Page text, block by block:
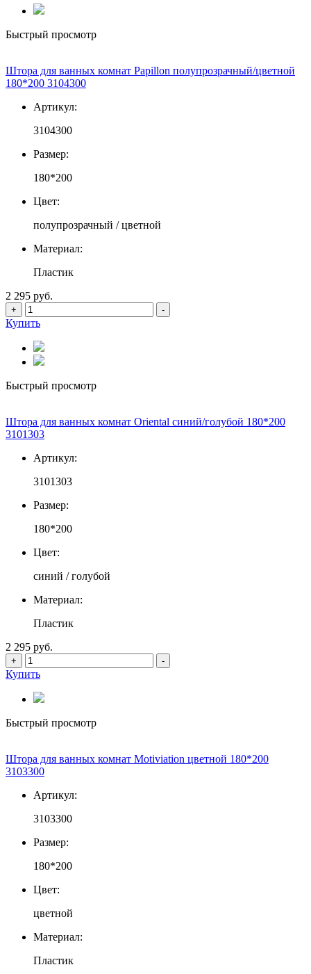
Быстрый просмотр
Штора для ванных комнат Papillon полупрозрачный/цветной
180*200 3104300
Артикул:
3104300
Размер:
180*200
Цвет:
полупрозрачный / цветной
Материал:
Пластик
2 295 руб.
+ -
Купить
Быстрый просмотр
Штора для ванных комнат Oriental синий/голубой 180*200
3101303
Артикул:
3101303
Размер:
180*200
Цвет:
синий / голубой
Материал:
Пластик
2 295 руб.
+ -
Купить
Быстрый просмотр
Штора для ванных комнат Motiviation цветной 180*200
3103300
Артикул:
3103300
Размер:
180*200
Цвет:
цветной
Материал:
Пластик